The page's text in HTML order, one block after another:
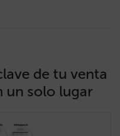
de tu venta
un solo lugar